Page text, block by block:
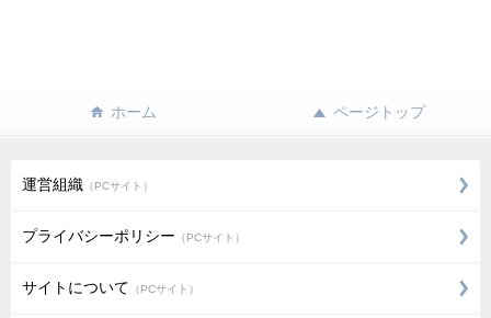
ホーム ページトップ
運営組織 （PCサイト）
プライバシーポリシー （PCサイト）
サイトについて （PCサイト）